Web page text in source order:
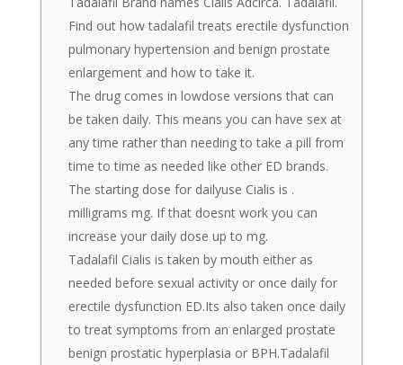
Find out how tadalafil treats erectile dysfunction
pulmonary hypertension and benign prostate
enlargement and how to take it.
The drug comes in lowdose versions that can
be taken daily. This means you can have sex at
any time rather than needing to take a pill from
time to time as needed like other ED brands.
The starting dose for dailyuse Cialis is .
milligrams mg. If that doesnt work you can
increase your daily dose up to mg.
Tadalafil Cialis is taken by mouth either as
needed before sexual activity or once daily for
erectile dysfunction ED.Its also taken once daily
to treat symptoms from an enlarged prostate
benign prostatic hyperplasia or BPH.Tadalafil